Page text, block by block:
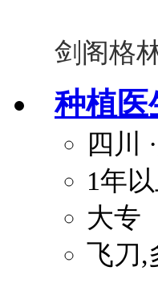
剑阁格
种植医
四川
1年
大专
飞刀,